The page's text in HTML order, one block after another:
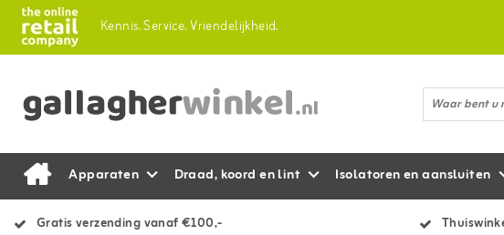
Kennis.Service.Vriendelijkheid.
Apparaten Draad, koord en lint Isolatoren en aansluiten
Gratis verzending vanaf €100,-